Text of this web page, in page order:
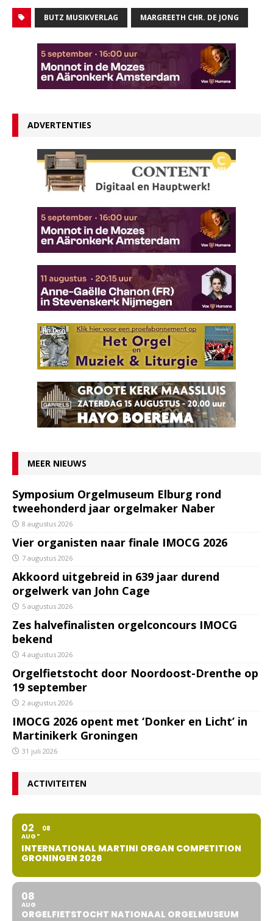
BUTZ MUSIKVERLAG MARGREETH CHR. DE JONG
ADVERTENTIES
MEER NIEUWS
Symposium Orgelmuseum Elburg rond
tweehonderd jaar orgelmaker Naber
8 augustus 2026
Vier organisten naar finale IMOCG 2026
7 augustus 2026
Akkoord uitgebreid in 639 jaar durend
orgelwerk van John Cage
5 augustus 2026
Zes halvefinalisten orgelconcours IMOCG
bekend
4 augustus 2026
Orgelfietstocht door Noordoost-Drenthe op
19 september
2 augustus 2026
IMOCG 2026 opent met ‘Donker en Licht’ in
Martinikerk Groningen
31 juli 2026
ACTIVITEITEN
02
AUG
08
INTERNATIONAL MARTINI ORGAN COMPETITION
GRONINGEN 2026
08
AUG
ORGELFIETSTOCHT NATIONAAL ORGELMUSEUM